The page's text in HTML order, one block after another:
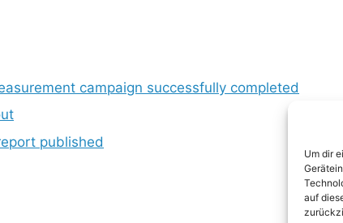
Um dir
auf
campaign successfully completed
published